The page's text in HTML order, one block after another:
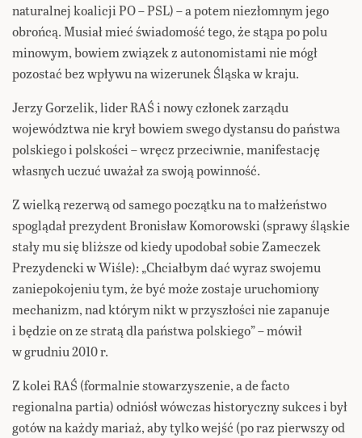
naturalnej koalicji PO – PSL) – a potem niezłomnym jego
obrońcą. Musiał mieć świadomość tego, że stąpa po polu
minowym, bowiem związek z autonomistami nie mógł
pozostać bez wpływu na wizerunek Śląska w kraju.
Jerzy Gorzelik, lider RAŚ i nowy członek zarządu
województwa nie krył bowiem swego dystansu do państwa
polskiego i polskości – wręcz przeciwnie, manifestację
własnych uczuć uważał za swoją powinność.
Z wielką rezerwą od samego początku na to małżeństwo
spoglądał prezydent Bronisław Komorowski (sprawy śląskie
stały mu się bliższe od kiedy upodobał sobie Zameczek
Prezydencki w Wiśle): „Chciałbym dać wyraz swojemu
zaniepokojeniu tym, że być może zostaje uruchomiony
mechanizm, nad którym nikt w przyszłości nie zapanuje
i będzie on ze stratą dla państwa polskiego” – mówił
w grudniu 2010 r.
Z kolei RAŚ (formalnie stowarzyszenie, a de facto
regionalna partia) odniósł wówczas historyczny sukces i był
gotów na każdy mariaż, aby tylko wejść (po raz pierwszy od